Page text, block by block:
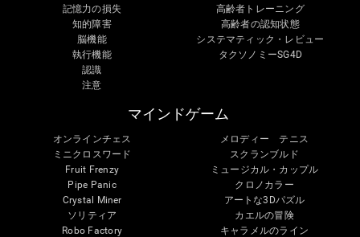
記憶力の損失
知的障害
脳機能
執行機能
認識
注意
高齢者トレーニング
高齢者の認知状態
システマティック・レビュー
タクソノミーSG4D
マインドゲーム
オンラインチェス
ミニクロスワード
Fruit Frenzy
Pipe Panic
Crystal Miner
ソリティア
Robo Factory
メロディー テニス
スクランブルド
ミュージカル・カップル
クロノカラー
アートな3Dパズル
カエルの冒険
キャラメルのライン